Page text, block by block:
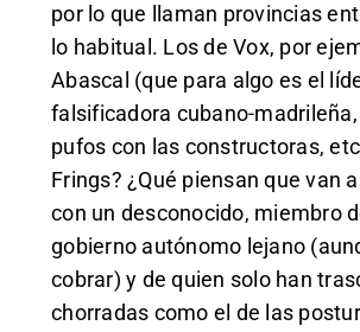
por lo que llaman provincias
lo habitual. Los de Vox, por
Abascal (que para algo es el
falsificadora cubano-
pufos con las constructoras,
Frings? ¿Qué piensan que van
con un desconocido, miembro
gobierno autónomo lejano
cobrar) y de quien solo han
chorradas como el de las